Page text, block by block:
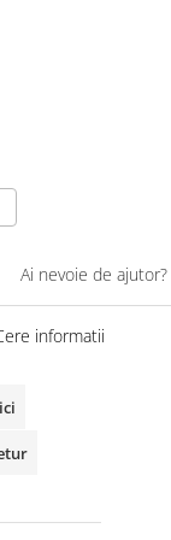
Ai nevoie de ajutor?
informatii